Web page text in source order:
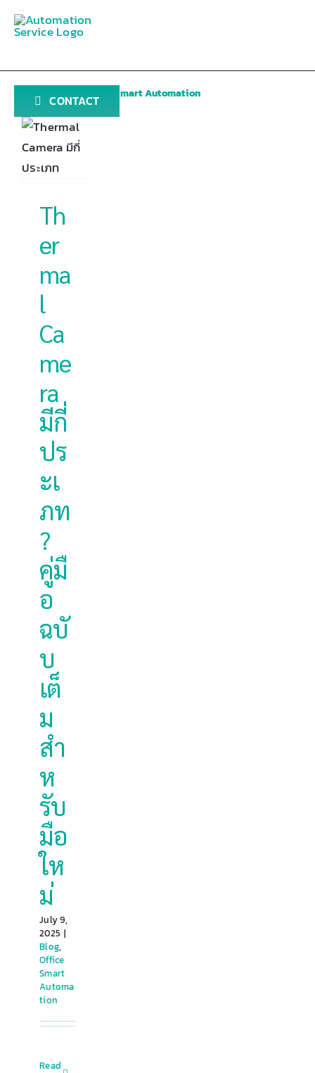
CONTACT
Home Office Smart Automation
Th
er
ma
l
Ca
me
ra
มีกี่
ปร
ะเ
ภท
?
คู่มื
อ
ฉบั
บ
เต็
ม
สำ
ห
รับ
มือ
ให
ม่
July 9,
2025 |
Blog,
Office
Smart
Automa
tion
Read